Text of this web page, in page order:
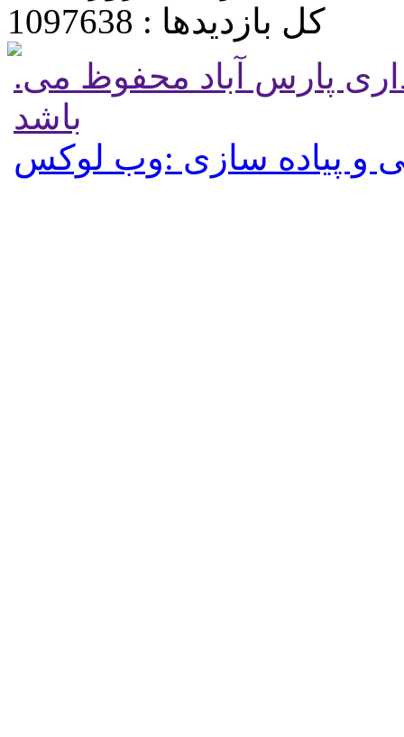
کل بازدیدها : 1097638
.تمامی حقوق برای پایگاه شهرداری پارس آباد محفوظ می
باشد
و پیاده سازی :وب لوکس